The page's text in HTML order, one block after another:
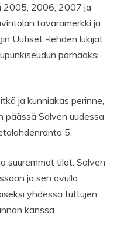
2005, 2006, 2007 ja
tavaramerkki ja
Uutiset -lehden lukijat
parhaaksi
ja kunniakas perinne,
päässä Salven uudessa
5.
suuremmat tilat. Salven
ja sen avulla
yhdessä tuttujen
kanssa.